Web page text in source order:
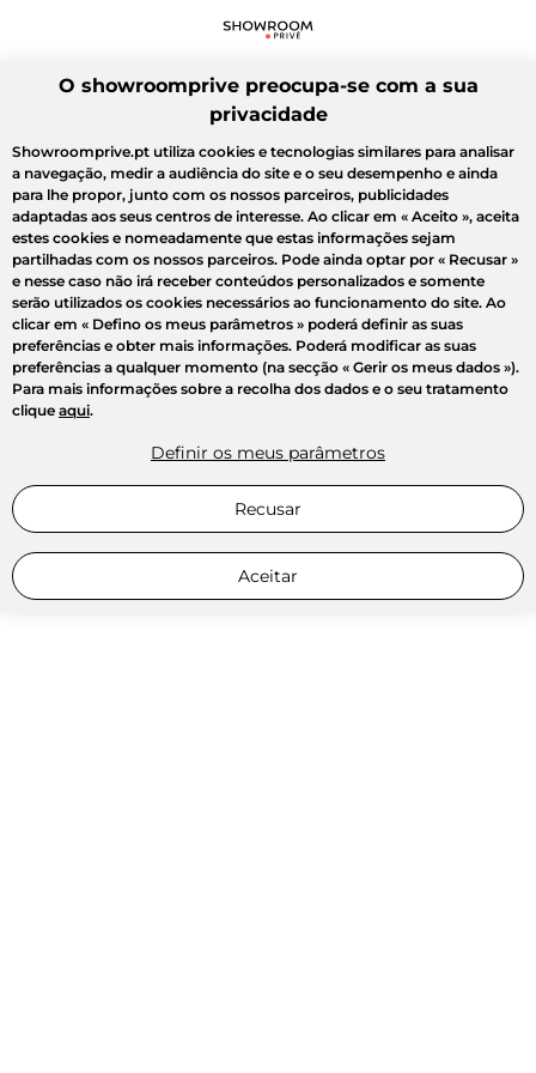
O showroomprive preocupa-se com a sua
privacidade
Showroomprive.pt utiliza cookies e tecnologias similares para analisar
a navegação, medir a audiência do site e o seu desempenho e ainda
para lhe propor, junto com os nossos parceiros, publicidades
adaptadas aos seus centros de interesse. Ao clicar em « Aceito », aceita
estes cookies e nomeadamente que estas informações sejam
partilhadas com os nossos parceiros. Pode ainda optar por « Recusar »
e nesse caso não irá receber conteúdos personalizados e somente
serão utilizados os cookies necessários ao funcionamento do site. Ao
clicar em « Defino os meus parâmetros » poderá definir as suas
preferências e obter mais informações. Poderá modificar as suas
preferências a qualquer momento (na secção « Gerir os meus dados »).
Para mais informações sobre a recolha dos dados e o seu tratamento
clique aqui.
Definir os meus parâmetros
Recusar
Aceitar